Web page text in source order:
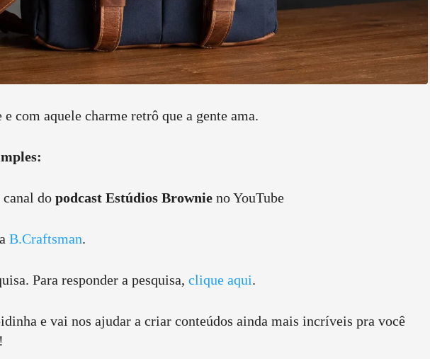
com aquele charme retrô que a gente ama.
do podcast Estúdios Brownie no YouTube
B.Craftsman.
Para responder a pesquisa, clique aqui.
e vai nos ajudar a criar conteúdos ainda mais incríveis pra você